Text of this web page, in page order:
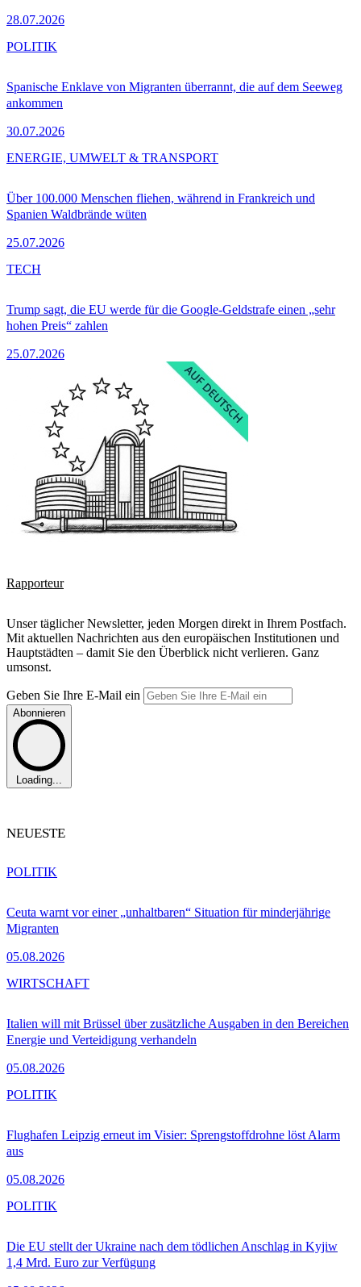
28.07.2026
Spanische Enklave von Migranten überrannt, die auf dem Seeweg
ankommen
30.07.2026
POLITIK
Über 100.000 Menschen fliehen, während in Frankreich und
Spanien Waldbrände wüten
25.07.2026
ENERGIE, UMWELT & TRANSPORT
Trump sagt, die EU werde für die Google-Geldstrafe einen „sehr
hohen Preis“ zahlen
25.07.2026
TECH
Rapporteur
Unser täglicher Newsletter, jeden Morgen direkt in Ihrem Postfach.
Mit aktuellen Nachrichten aus den europäischen Institutionen und
Hauptstädten – damit Sie den Überblick nicht verlieren. Ganz
umsonst.
Geben Sie Ihre E-Mail ein
Abonnieren
Loading...
NEUESTE
Ceuta warnt vor einer „unhaltbaren“ Situation für minderjährige
Migranten
05.08.2026
POLITIK
Italien will mit Brüssel über zusätzliche Ausgaben in den Bereichen
Energie und Verteidigung verhandeln
05.08.2026
WIRTSCHAFT
Flughafen Leipzig erneut im Visier: Sprengstoffdrohne löst Alarm
aus
05.08.2026
POLITIK
Die EU stellt der Ukraine nach dem tödlichen Anschlag in Kyjiw
1,4 Mrd. Euro zur Verfügung
POLITIK